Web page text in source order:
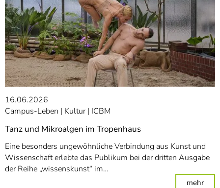
16.06.2026
Campus-Leben
Kultur ICBM
Tanz und Mikroalgen im Tropenhaus
Eine besonders ungewöhnliche Verbindung aus Kunst und
Wissenschaft erlebte das Publikum bei der dritten Ausgabe
der Reihe „wissenskunst“ im…
mehr: